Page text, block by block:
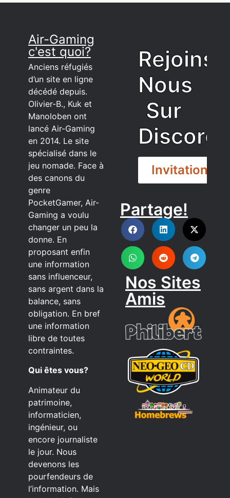
Air-Gaming
c'est quoi?
Anciens réfugiés
d’un site en ligne
décédé depuis.
Olivier-B., Kuk et
Manoloben ont
lancé Air-Gaming
en 2014. Le site
spécialisé dans le
jeu nomade. Face à
des canons du
genre
PocketGamer, Air-
Gaming a voulu
changer un peu la
donne. En
proposant enfin
une information
sans influenceur,
sans argent dans la
balance, sans
obligation. En bref
une information
libre de toutes
contraintes.
Qui êtes vous?
Animateur du
patrimoine,
informaticien,
ingénieur, ou
encore journaliste
le jour. Nous
devenons les
pourfendeurs de
l’information. Mais
Rejoins
Nous
Sur
Discord
Invitation
DISCORD
Partage!
Nos Sites
Amis